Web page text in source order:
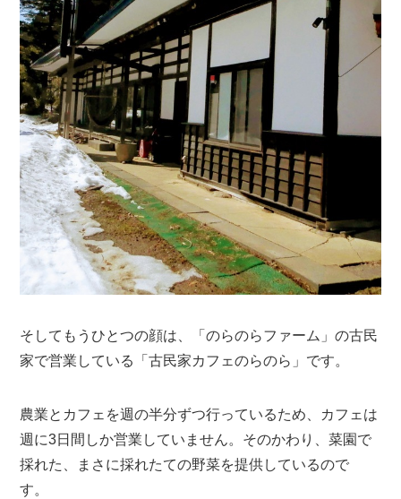
そしてもうひとつの顔は、「のらのらファーム」の古⺠
家で営業している「古⺠家カフェのらのら」です。
農業とカフェを週の半分ずつ行っているため、カフェは
週に3日間しか営業していません。そのかわり、菜園で
採れた、まさに採れたての野菜を提供しているので
す。